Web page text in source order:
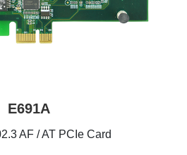
E691A
AF / AT PCIe Card